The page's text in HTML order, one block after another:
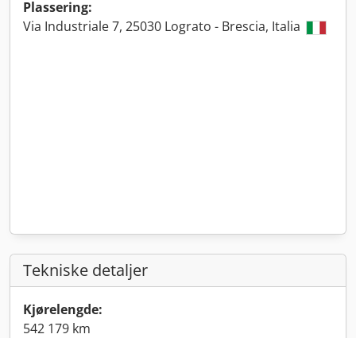
Plassering:
Via Industriale 7, 25030 Lograto - Brescia, Italia
Tekniske detaljer
Kjørelengde:
542 179 km